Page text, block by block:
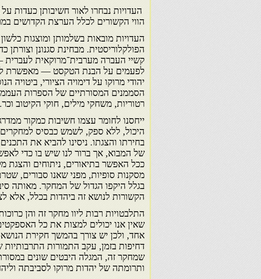
העדויות נבחרו לאור חשיבותן כעדות על
הווי הקשורים לכלל הערצת הקדושים
העדויות מובאות בשלמותן ומוצגות
הפולקלוריסטית. מבחינת סגנונן
קשיי העברה מערבית־מרוקאית
לפעמים על הבנת הטקסט — מאפשרת
יהודי מרוקו על דימויה הציורי, ביטויה
הסממנים המסורתיים של הספרות
רטוריות, משחקי מילים, חוקי הקיטוב וכר.
ייחסנו לחומר עצמו חשיבות כמקור
היכול, ללא ספק, לשמש כבסיס למחקרים
בחירתו והצגתו. ניסינו להביא את
של המבוא, אך ברור לנו שיש בו כדי
ככל האפשר בתיאורים, ניתוחים והצגת
מסקנות סופיות, מפני שאנו סבורים,
בגלל היקפו הגדול של המחקר. מאותה
הקשורות לנושא זה ביהדות בכלל, אלא
התלבטויות רבות ליוו מחקר זה והן
שאין אנו יכולים למצות את כל
אחד, ולכן יש צורך בהמשך חקירת
דחיפות בזמן, עקב התמורות התרבותיות
שמחקר זה, המגלה היבטים שונים
ותרומתה של יהדות מרוקו לסביבתה